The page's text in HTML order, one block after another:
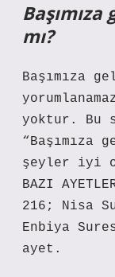
mı?
Başımıza
yoktur. Bu
“Başımıza
şeyler iyi
BAZI
216; Nisa
Enbiya
ayet.